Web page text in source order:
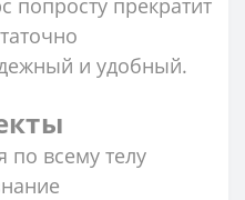
и удобный.
по всему телу